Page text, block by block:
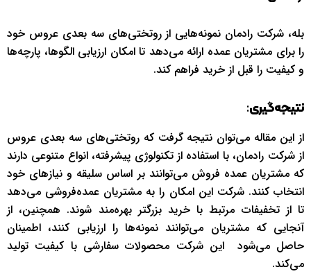
بله، شرکت رادمان نمونه‌هایی از روتختی‌های سه بعدی عروس خود
را برای مشتریان عمده ارائه می‌دهد تا امکان ارزیابی الگوها، پارچه‌ها
و کیفیت را قبل از خرید فراهم کند.
نتیجه‌گیری:
از این مقاله می‌توان نتیجه گرفت که روتختی‌های سه بعدی عروس
از شرکت رادمان، با استفاده از تکنولوژی پیشرفته، انواع متنوعی دارند
که مشتریان عمده فروش می‌توانند بر اساس سلیقه و نیازهای خود
انتخاب کنند. شرکت این امکان را به مشتریان عمده‌فروشی می‌دهد
تا از تخفیفات مرتبط با خرید بزرگتر بهره‌مند شوند. همچنین، از
آنجایی که مشتریان می‌توانند نمونه‌ها را ارزیابی کنند، اطمینان
حاصل می‌شود این شرکت محصولات سفارشی با کیفیت تولید
می‌کند.